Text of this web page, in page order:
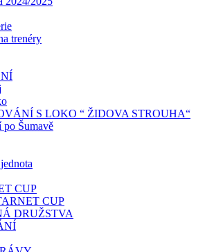
trenéry
S LOKO “ ŽIDOVA STROUHA“
po Šumavě
CUP
CUP
DRUŽSTVA